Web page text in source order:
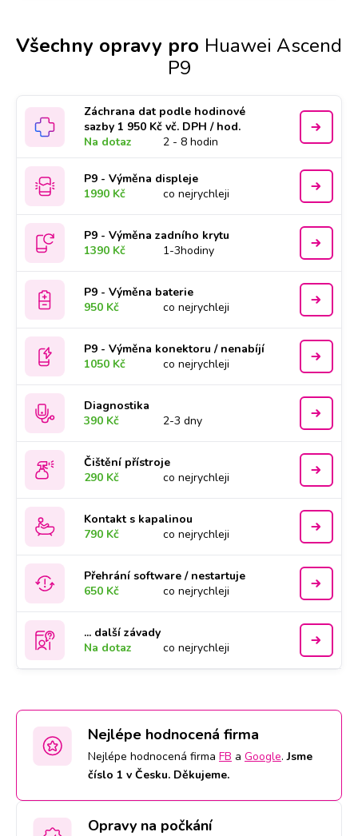
Všechny opravy pro Huawei Ascend
P9
Záchrana dat podle hodinové
sazby 1 950 Kč vč. DPH / hod.
Na dotaz
2 - 8 hodin
P9 - Výměna displeje
1990 Kč
co nejrychleji
P9 - Výměna zadního krytu
1390 Kč
1-3hodiny
P9 - Výměna baterie
950 Kč
co nejrychleji
P9 - Výměna konektoru / nenabíjí
1050 Kč
co nejrychleji
Diagnostika
390 Kč
2-3 dny
Čištění přístroje
290 Kč
co nejrychleji
Kontakt s kapalinou
790 Kč
co nejrychleji
Přehrání software / nestartuje
650 Kč
co nejrychleji
... další závady
Na dotaz
co nejrychleji
Nejlépe hodnocená firma
Nejlépe hodnocená firma FB a Google.Jsme
číslo 1 v Česku. Děkujeme.
Opravy na počkání